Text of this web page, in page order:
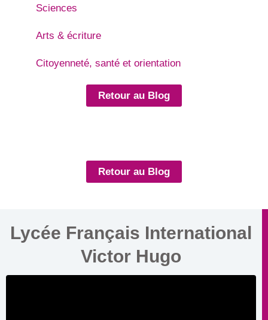
Sciences
Arts & écriture
Citoyenneté, santé et orientation
Retour au Blog
Retour au Blog
Lycée Français International
Victor Hugo